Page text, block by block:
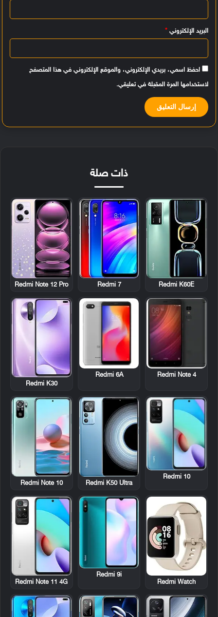
البريد الإلكتروني *
احفظ اسمي، بريدي الإلكتروني، والموقع الإلكتروني في هذا المتصفح
لاستخدامها المرة المقبلة في تعليقي.
ذات صلة
Redmi K60E
Redmi 7
Redmi Note 12 Pro
Redmi Note 4
Redmi 6A
Redmi K30
Redmi 10
Redmi K50 Ultra
Redmi Note 10
Redmi Watch
Redmi 9i
Redmi Note 11 4G